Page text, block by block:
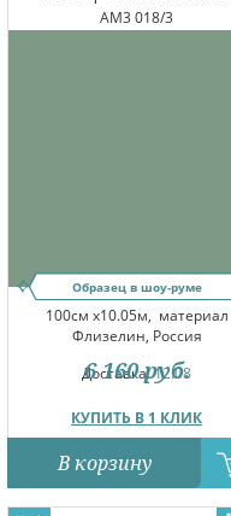
AM3 018/3
Образец в шоу-руме
100см x10.05м, материал
Флизелин, Россия
Доставка:12.08
КУПИТЬ В 1 КЛИК
6 160 руб.
В корзину